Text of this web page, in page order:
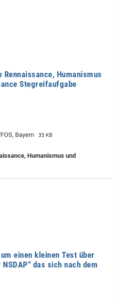
Humanismus
Stegreifaufgabe
Bayern 33 KB
Humanismus und
einen kleinen Test über
das sich nach dem